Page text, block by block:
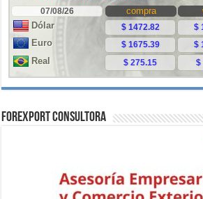
ForExport Consultora